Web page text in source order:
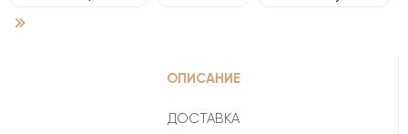
ОПИСАНИЕ
ДОСТАВКА